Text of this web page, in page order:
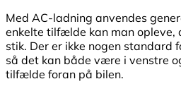
Med AC-ladning anvendes
enkelte tilfælde kan man opleve,
stik. Der er ikke nogen standard
så det kan både være i venstre
tilfælde foran på bilen.